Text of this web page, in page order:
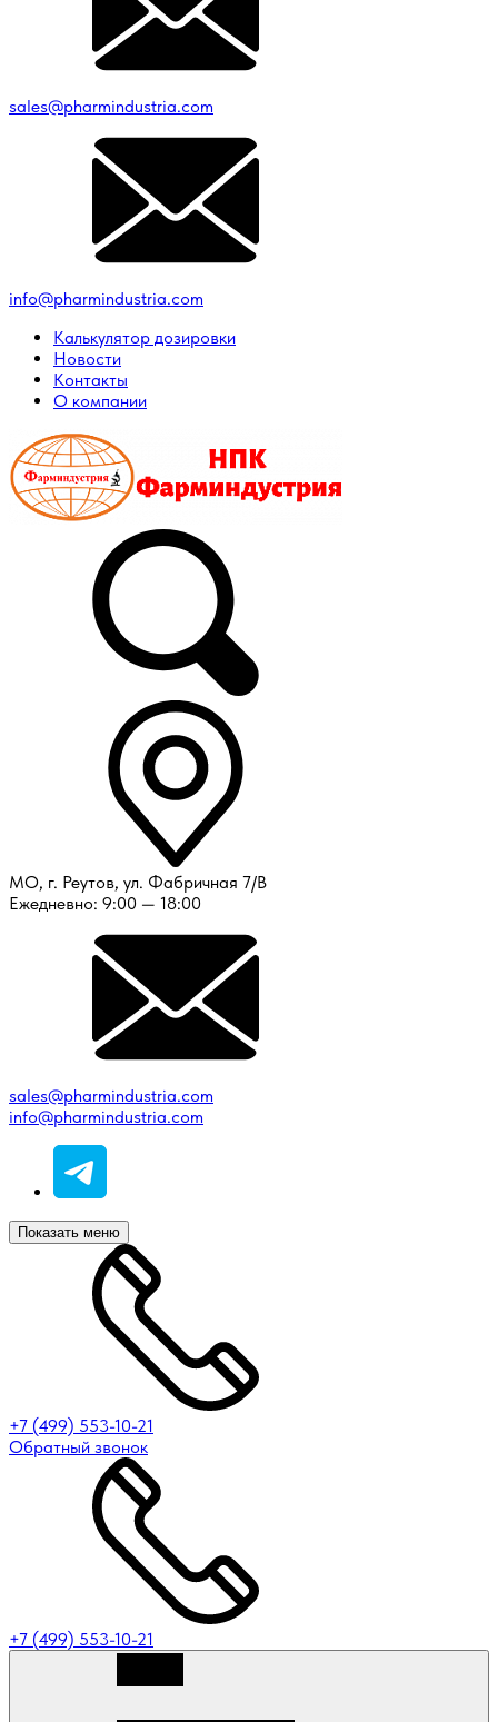
sales@pharmindustria.com
info@pharmindustria.com
Калькулятор дозировки
Новости
Контакты
О компании
МО, г. Реутов, ул. Фабричная 7/В
Ежедневно: 9:00 — 18:00
sales@pharmindustria.com
info@pharmindustria.com
Показать меню
+7 (499) 553-10-21
Обратный звонок
+7 (499) 553-10-21